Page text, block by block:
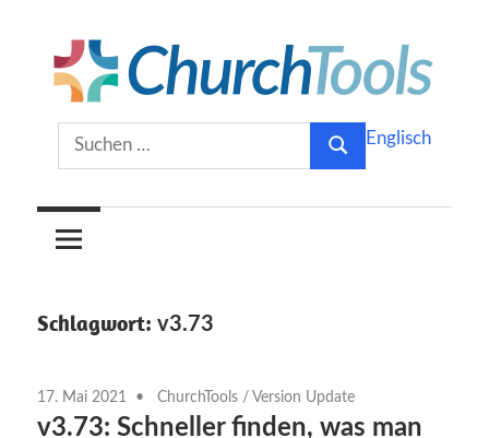
Inhalt
springen
ChurchTools
Blog
(Deutsch)
KircheSuchen
nach:
Suchen
Englisch
Schlagwort: v3.73
17. Mai 2021 ChurchTools / Version Update
v3.73: Schneller finden, was man